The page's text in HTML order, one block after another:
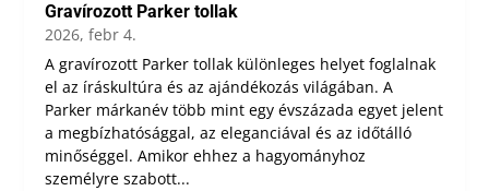
Gravírozott Parker tollak
2026, febr 4.
A gravírozott Parker tollak különleges helyet foglalnak
el az íráskultúra és az ajándékozás világában. A
Parker márkanév több mint egy évszázada egyet jelent
a megbízhatósággal, az eleganciával és az időtálló
minőséggel. Amikor ehhez a hagyományhoz
személyre szabott...